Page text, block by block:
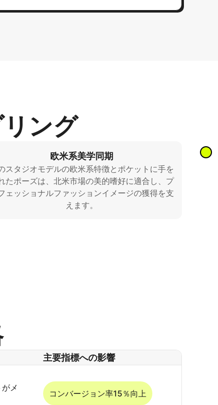
ング
欧米系美学同期
スタジオモデルの欧米系特徴とポケットに手を
たポーズは、北米市場の美的嗜好に適合し、プ
ェッショナルファッションイメージの獲得を支
えます。
主要指標への影響
メ
コンバージョン率15％向上